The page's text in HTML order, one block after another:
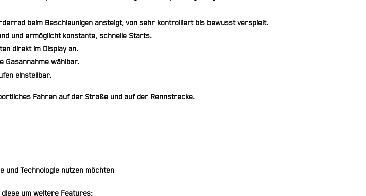
beim Beschleunigen ansteigt, von sehr kontrolliert bis bewusst verspielt.
und ermöglicht konstante, schnelle Starts.
direkt im Display an.
Gasannahme wählbar.
einstellbar.
Fahren auf der Straße und auf der Rennstrecke.
Technologie nutzen möchten
diese um weitere Features: